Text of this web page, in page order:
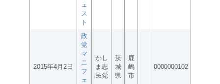
ェ
ス
ト
2015年4月2日
政
党
マ
ニ
フ
ェ
かし
ま志
民党
茨
城
県
鹿
嶋
市
0000000102